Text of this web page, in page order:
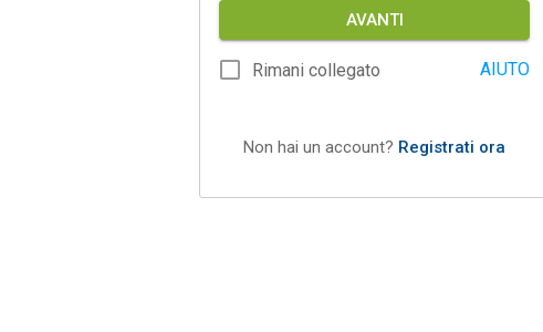
AVANTI
Rimani collegato AIUTO
Non hai un account? Registrati ora